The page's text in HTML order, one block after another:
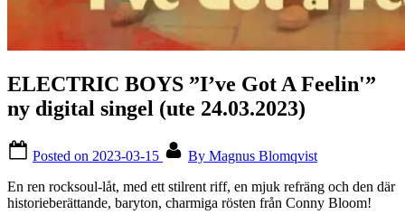
ELECTRIC BOYS ”I’ve Got A Feelin'”
ny digital singel (ute 24.03.2023)
Posted on 2023-03-15 By Magnus Blomqvist
En ren rocksoul-låt, med ett stilrent riff, en mjuk refräng och den där
historieberättande, baryton, charmiga rösten från Conny Bloom!